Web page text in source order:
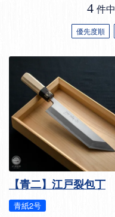
優先度順
4 件中
【青二】江戸裂包丁
青紙2号